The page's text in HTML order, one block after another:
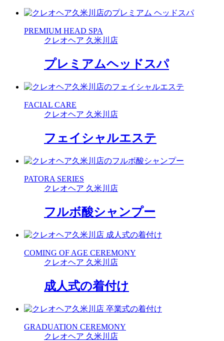
PREMIUM HEAD SPA
クレオヘア 久米川店
プレミアムヘッドスパ
FACIAL CARE
クレオヘア 久米川店
フェイシャルエステ
PATORA SERIES
クレオヘア 久米川店
フルボ酸シャンプー
COMING OF AGE CEREMONY
クレオヘア 久米川店
成人式の着付け
GRADUATION CEREMONY
クレオヘア 久米川店